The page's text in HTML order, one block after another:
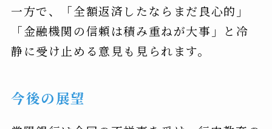
一方で、「全額返済したならまだ良心的」
「金融機関の信頼は積み重ねが大事」と冷
静に受け止める意見も見られます。
今後の展望